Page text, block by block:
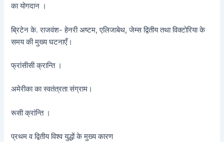
का योगदान ।
ब्रिटेन के. राजवंश- हेनरी अष्टम, एलिजाबेथ, जेम्स द्वितीय तथा विक्टोरिया के
समय की मुख्य घटनाएँ।
फ्रांसीसी क्रान्ति ।
अमेरीका का स्वतंत्रता संग्राम।
रूसी क्रांन्ति ।
प्रथम व द्वितीय विश्व युद्धों के मुख्य कारण